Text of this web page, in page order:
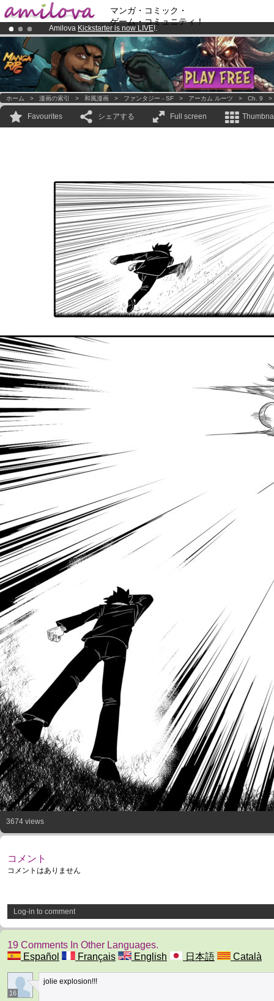
マンガ・コミック・
ゲーム・コミュニティ！
Amilova Kickstarter is now LIVE!.
Already 100000membersand 1000comics & mangas!.
Premium membership from3.95 euros per month !Get membership
ホーム > 漫画の索引 > 和風漫画 > ファンタジー - SF > アーカム ルーツ > Ch. 9
Favourites シェアする Full screen
3674 views
コメント
コメントはありません
Log-in to comment
19 Comments In Other Languages.
Español
Français English 日本語 Català
16
jolie explosion!!!